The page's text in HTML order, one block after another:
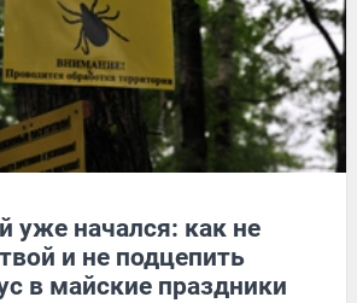
уже начался: как не
и не подцепить
в майские праздники